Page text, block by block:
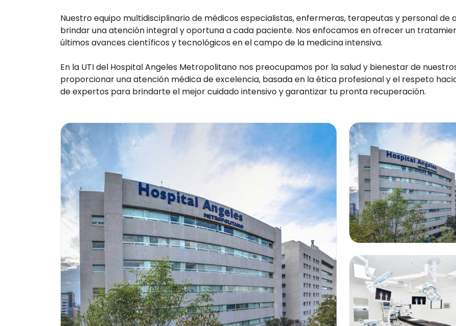
Nuestro equipo multidisciplinario de médicos especialistas, enfermeras, terapeutas y personal
brindar una atención integral y oportuna a cada paciente. Nos enfocamos en ofrecer un
últimos avances científicos y tecnológicos en el campo de la medicina intensiva.
En la UTI del Hospital Angeles Metropolitano nos preocupamos por la salud y bienestar de
proporcionar una atención médica de excelencia, basada en la ética profesional y el respeto
de expertos para brindarte el mejor cuidado intensivo y garantizar tu pronta recuperación.